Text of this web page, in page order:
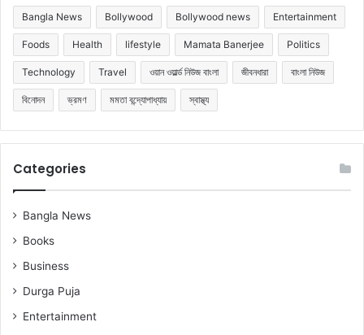
Bangla News Bollywood Bollywood news Entertainment
Foods Health lifestyle Mamata Banerjee Politics
Technology Travel ওয়ান ওয়ার্ল্ড নিউজ বাংলা জীবনধারা বাংলা নিউজ
বিনোদন ভ্রমণ মমতা বন্দ্যোপাধ্যায় স্বাস্থ্য
Categories
Bangla News
Books
Business
Durga Puja
Entertainment